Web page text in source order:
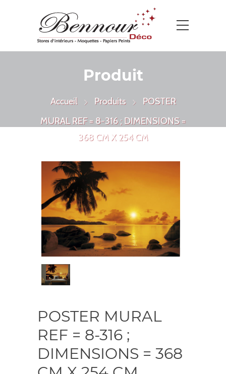
Produit
Accueil Produits
POSTER
MURAL REF = 8-316 ; DIMENSIONS =
368 CM X 254 CM
POSTER MURAL
REF = 8-316 ;
DIMENSIONS = 368